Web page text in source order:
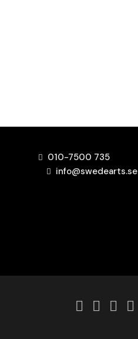
010-7500 735
info@swedearts.se